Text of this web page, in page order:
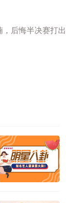
，后悔半决赛打出